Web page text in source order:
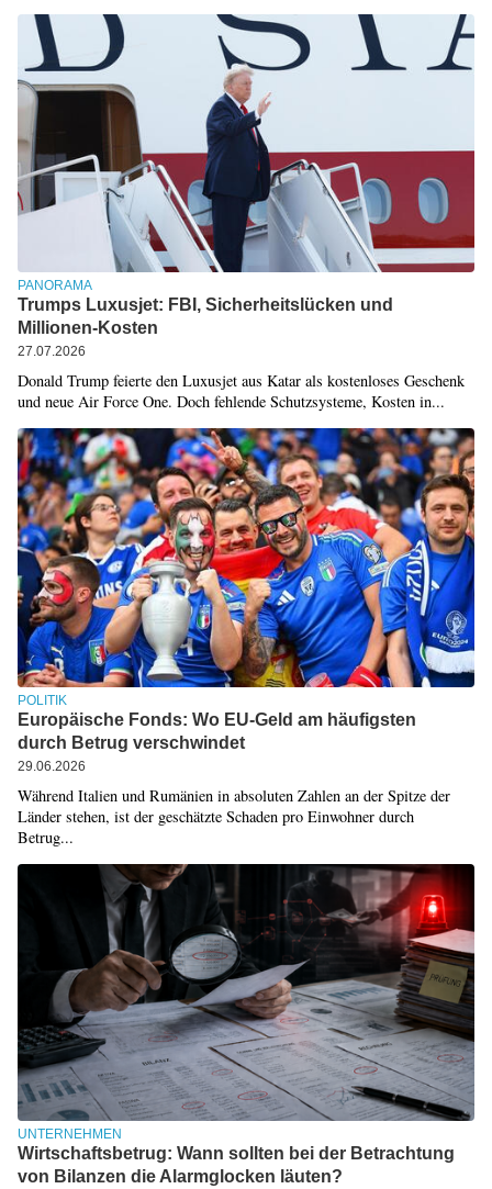
PANORAMA
Trumps Luxusjet: FBI, Sicherheitslücken und
Millionen-Kosten
27.07.2026
Donald Trump feierte den Luxusjet aus Katar als kostenloses Geschenk
und neue Air Force One. Doch fehlende Schutzsysteme, Kosten in...
POLITIK
Europäische Fonds: Wo EU-Geld am häufigsten
durch Betrug verschwindet
29.06.2026
Während Italien und Rumänien in absoluten Zahlen an der Spitze der
Länder stehen, ist der geschätzte Schaden pro Einwohner durch
Betrug...
UNTERNEHMEN
Wirtschaftsbetrug: Wann sollten bei der Betrachtung
von Bilanzen die Alarmglocken läuten?